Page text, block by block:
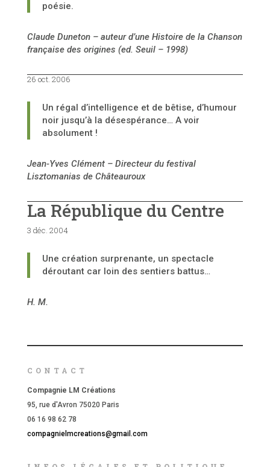
poésie.
Claude Duneton – auteur d’une Histoire de la Chanson
française des origines (ed. Seuil – 1998)
26 oct. 2006
Un régal d’intelligence et de bêtise, d’humour
noir jusqu’à la désespérance… A voir
absolument !
Jean-Yves Clément – Directeur du festival
Lisztomanias de Châteauroux
La République du Centre
3 déc. 2004
Une création surprenante, un spectacle
déroutant car loin des sentiers battus…
H. M.
CONTACT
Compagnie LM Créations
95, rue d'Avron 75020 Paris
06 16 98 62 78
compagnielmcreations@gmail.com